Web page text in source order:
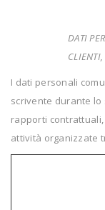
DATI
I dati personali
scrivente durante
rapporti
attività organizzate